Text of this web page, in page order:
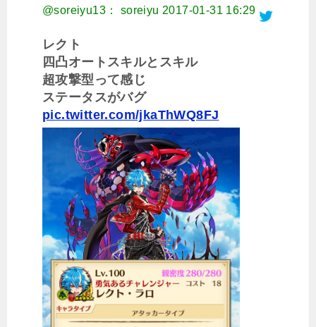
@soreiyu13： soreiyu 2017-01-31 16:29
レクト
四凸オートスキルとスキル
超攻撃型って感じ
ステータスがバグ
pic.twitter.com/jkaThWQ8FJ